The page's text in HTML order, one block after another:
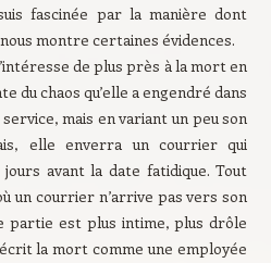
fascinée par la manière dont
montre certaines évidences.
de plus près à la mort en
du chaos qu’elle a engendré dans
mais en variant un peu son
elle enverra un courrier qui
avant la date fatidique. Tout
un courrier n’arrive pas vers son
partie est plus intime, plus drôle
la mort comme une employée